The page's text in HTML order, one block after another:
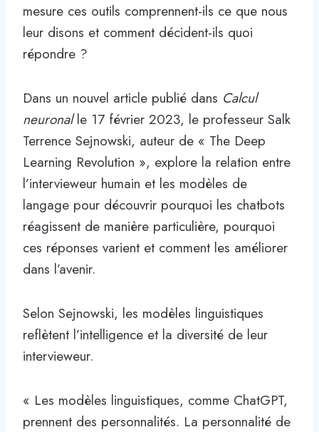
mesure ces outils comprennent-ils ce que nous
leur disons et comment décident-ils quoi
répondre ?
Dans un nouvel article publié dans Calcul
neuronalle 17 février 2023, le professeur Salk
Terrence Sejnowski, auteur de « The Deep
Learning Revolution », explore la relation entre
l’intervieweur humain et les modèles de
langage pour découvrir pourquoi les chatbots
réagissent de manière particulière, pourquoi
ces réponses varient et comment les améliorer
dans l’avenir.
Selon Sejnowski, les modèles linguistiques
reflètent l’intelligence et la diversité de leur
intervieweur.
« Les modèles linguistiques, comme ChatGPT,
prennent des personnalités. La personnalité de